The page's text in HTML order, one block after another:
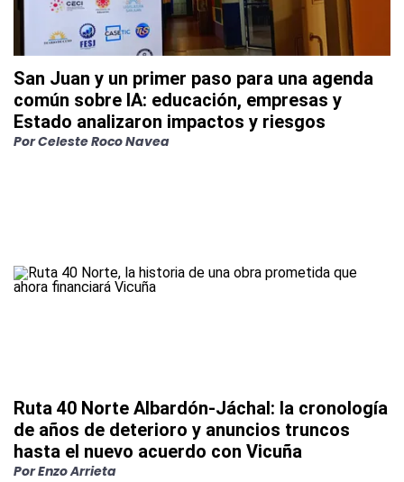
San Juan y un primer paso para una agenda
común sobre IA: educación, empresas y
Estado analizaron impactos y riesgos
PorCeleste Roco Navea
Ruta 40 Norte Albardón-Jáchal: la cronología
de años de deterioro y anuncios truncos
hasta el nuevo acuerdo con Vicuña
PorEnzo Arrieta